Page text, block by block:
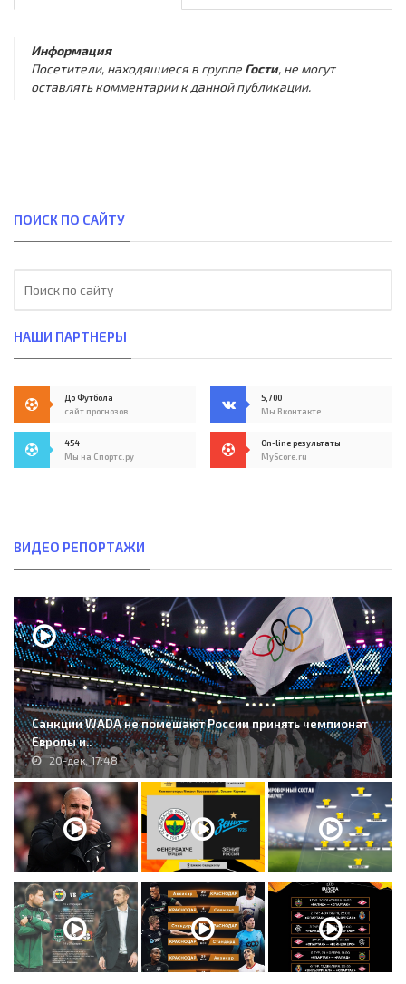
Информация
Посетители, находящиеся в группе Гости, не могут
оставлять комментарии к данной публикации.
ПОИСК ПО САЙТУ
НАШИ ПАРТНЕРЫ
До Футбола
сайт прогнозов
5,700
Мы Вконтакте
454
Мы на Спортс.ру
On-line результаты
MyScore.ru
ВИДЕО РЕПОРТАЖИ
Санкции WADA не помешают России принять чемпионат
Европы и..
20-дек, 17:48